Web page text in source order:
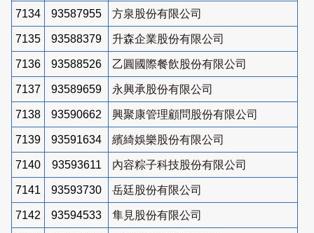
7134 93587955 方泉股份有限公司
7135 93588379 升森企業股份有限公司
7136 93588526 乙圓國際餐飲股份有限公司
7137 93589659 永興承股份有限公司
7138 93590662 興聚康管理顧問股份有限公司
7139 93591634 繽綺娛樂股份有限公司
7140 93593611 內容粽子科技股份有限公司
7141 93593730 岳廷股份有限公司
7142 93594533 隼見股份有限公司